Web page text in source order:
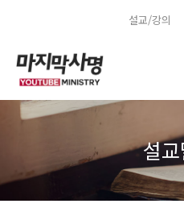
설교/강의
설